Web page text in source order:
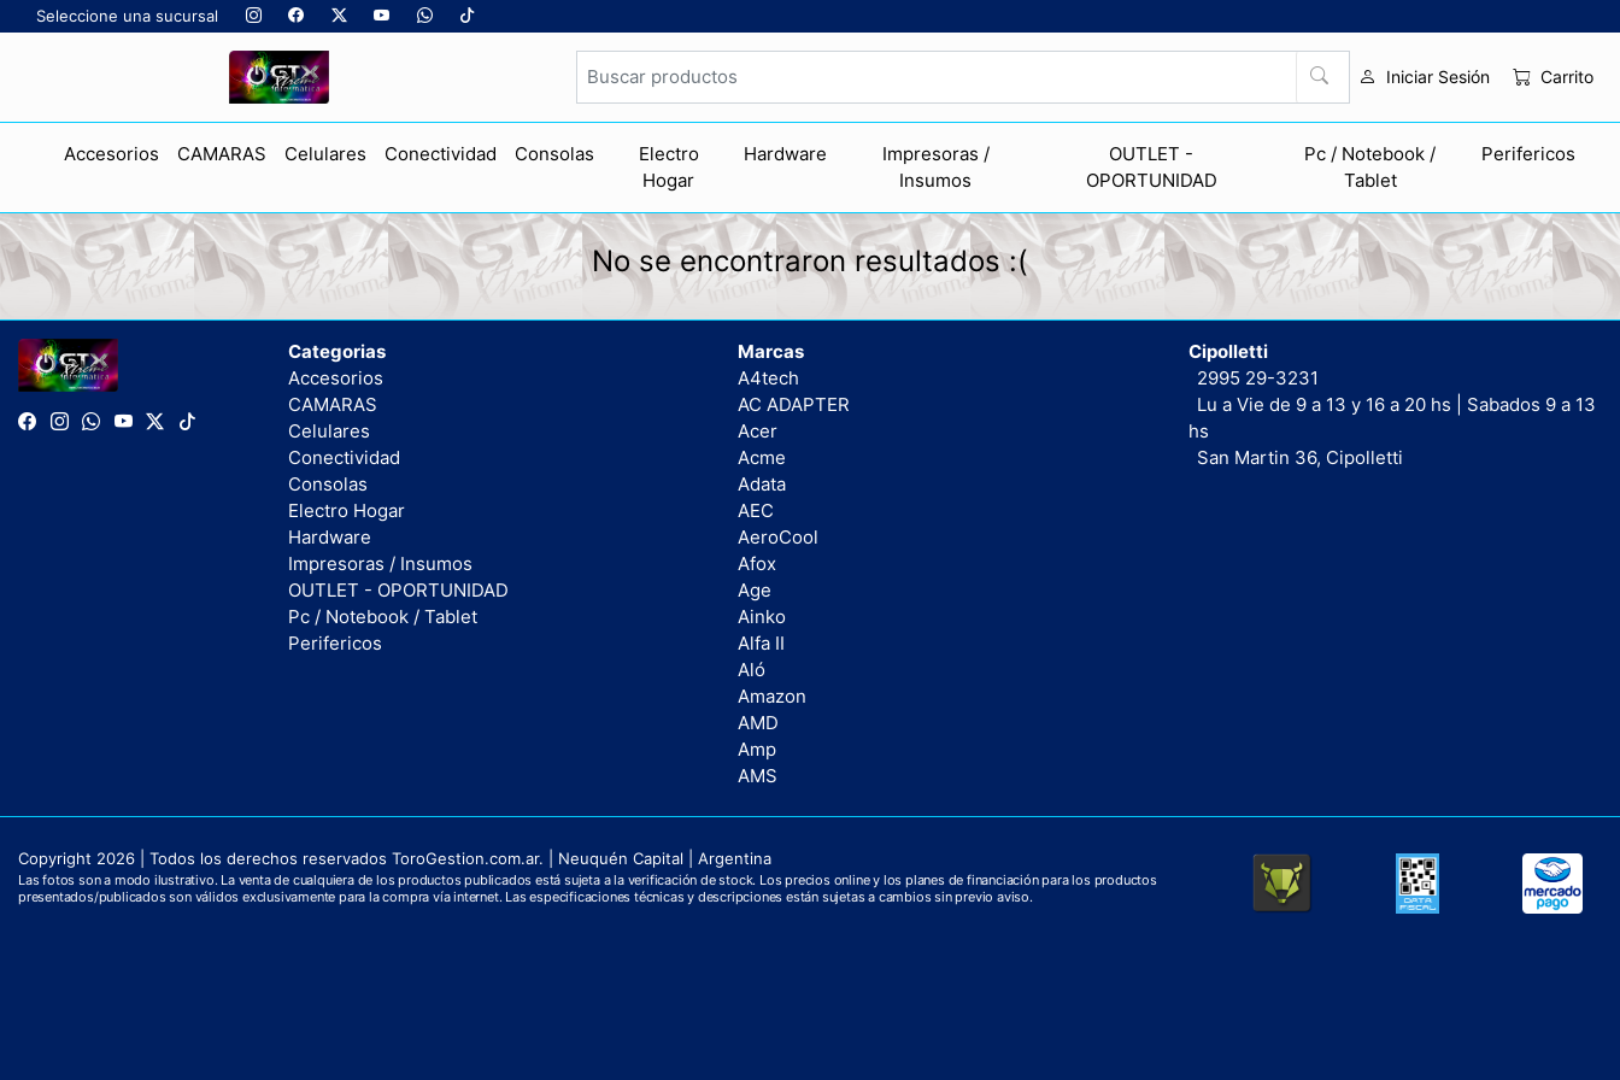
Seleccione una sucursal
Iniciar Sesión Carrito
Accesorios CAMARAS Celulares Conectividad Consolas
Electro
Hogar
Hardware
Impresoras /
Insumos
OUTLET -
OPORTUNIDAD
Pc / Notebook /
Tablet
Perifericos
No se encontraron resultados :(
Categorias
Accesorios
CAMARAS
Celulares
Conectividad
Consolas
Electro Hogar
Hardware
Impresoras / Insumos
OUTLET - OPORTUNIDAD
Pc / Notebook / Tablet
Perifericos
Marcas
A4tech
AC ADAPTER
Acer
Acme
Adata
AEC
AeroCool
Afox
Age
Ainko
Alfa II
Aló
Amazon
AMD
Amp
AMS
Cipolletti
2995 29-3231
Lu a Vie de 9 a 13 y 16 a 20 hs | Sabados 9 a 13
hs
San Martin 36, Cipolletti
Copyright 2026 | Todos los derechos reservados ToroGestion.com.ar. | Neuquén Capital | Argentina
Las fotos son a modo ilustrativo. La venta de cualquiera de los productos publicados está sujeta a la verificación de stock. Los precios online y los planes de financiación para los productos
presentados/publicados son válidos exclusivamente para la compra vía internet. Las especificaciones técnicas y descripciones están sujetas a cambios sin previo aviso.